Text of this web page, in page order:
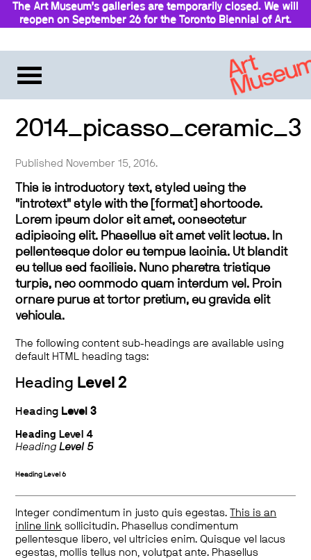
The Art Museum’s galleries are temporarily closed. We will
reopen on September 26 for the Toronto Biennial of Art.
2014_picasso_ceramic_3
Published November 15, 2016.
This is introductory text, styled using the
"introtext" style with the [format] shortcode.
Lorem ipsum dolor sit amet, consectetur
adipiscing elit. Phasellus sit amet velit lectus. In
pellentesque dolor eu tempus lacinia. Ut blandit
eu tellus sed facilisis. Nunc pharetra tristique
turpis, nec commodo quam interdum vel. Proin
ornare purus at tortor pretium, eu gravida elit
vehicula.
The following content sub-headings are available using
default HTML heading tags:
Heading Level 2
Heading Level 3
Heading Level 4
HeadingLevel 5
Heading Level 6
Integer condimentum in justo quis egestas.
This is an
inline link sollicitudin. Phasellus condimentum
pellentesque libero, vel ultricies enim. Quisque vel lacus
egestas, mollis tellus non, volutpat ante. Phasellus